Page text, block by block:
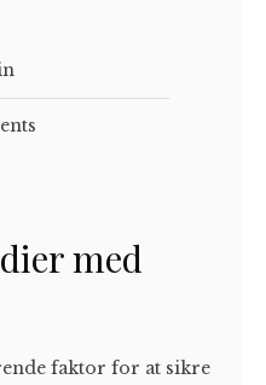
med
faktor for at sikre